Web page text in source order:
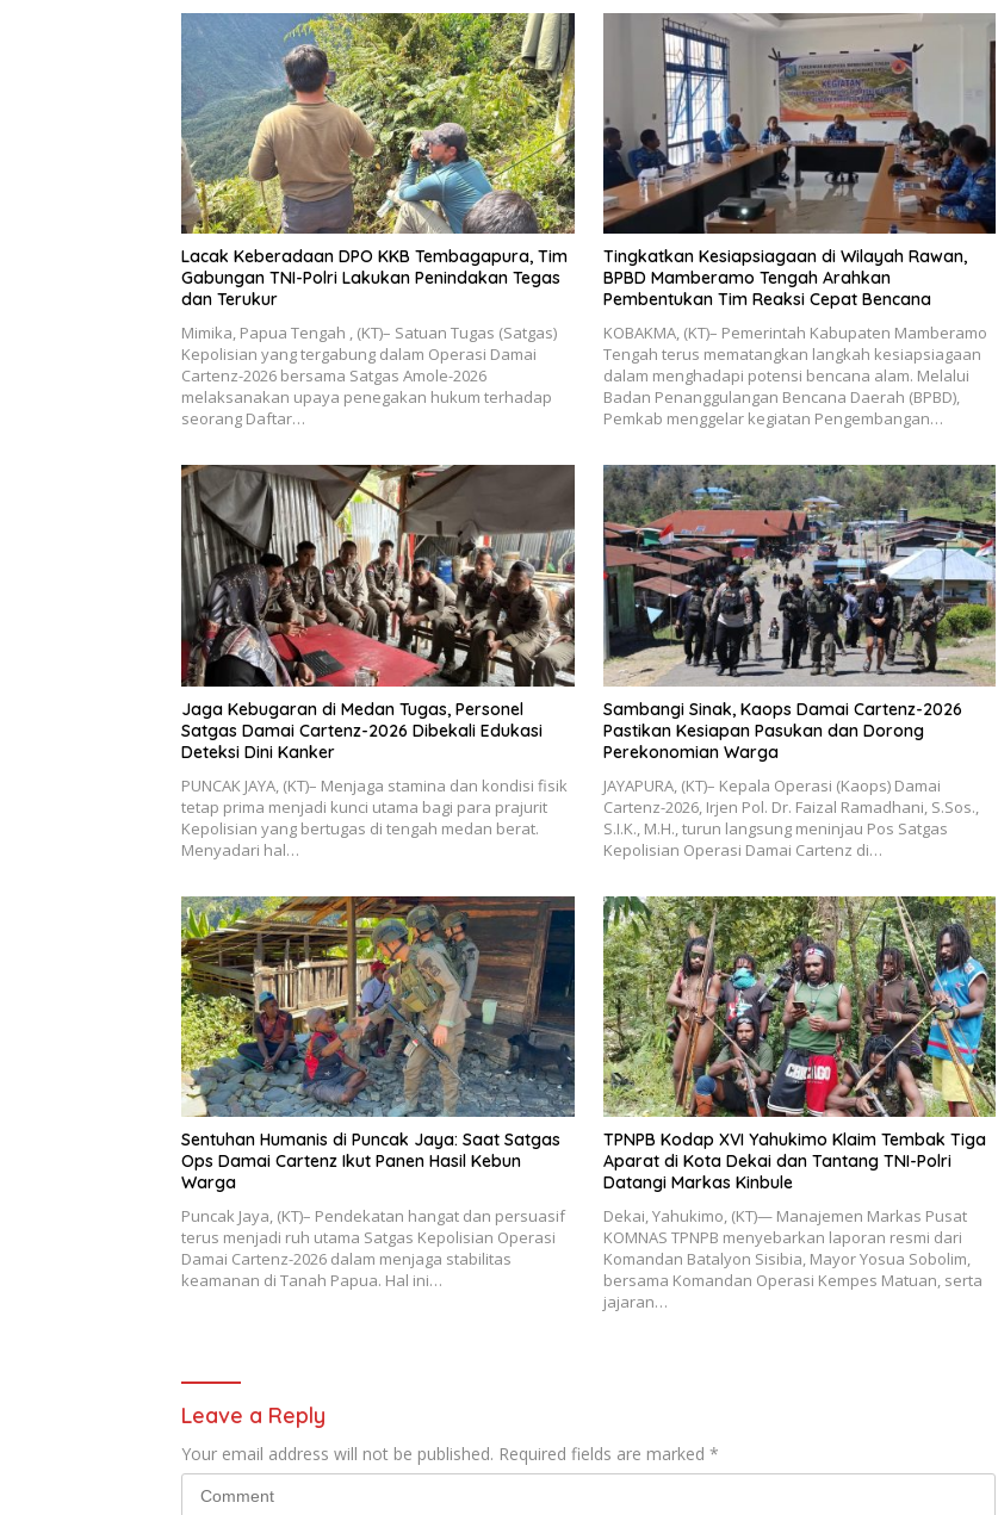
Lacak Keberadaan DPO KKB Tembagapura, Tim
Gabungan TNI-Polri Lakukan Penindakan Tegas
dan Terukur
Mimika, Papua Tengah , (KT)– Satuan Tugas (Satgas)
Kepolisian yang tergabung dalam Operasi Damai
Cartenz-2026 bersama Satgas Amole-2026
melaksanakan upaya penegakan hukum terhadap
seorang Daftar…
Tingkatkan Kesiapsiagaan di Wilayah Rawan,
BPBD Mamberamo Tengah Arahkan
Pembentukan Tim Reaksi Cepat Bencana
KOBAKMA, (KT)– Pemerintah Kabupaten Mamberamo
Tengah terus mematangkan langkah kesiapsiagaan
dalam menghadapi potensi bencana alam. Melalui
Badan Penanggulangan Bencana Daerah (BPBD),
Pemkab menggelar kegiatan Pengembangan…
Jaga Kebugaran di Medan Tugas, Personel
Satgas Damai Cartenz-2026 Dibekali Edukasi
Deteksi Dini Kanker
PUNCAK JAYA, (KT)– Menjaga stamina dan kondisi fisik
tetap prima menjadi kunci utama bagi para prajurit
Kepolisian yang bertugas di tengah medan berat.
Menyadari hal…
Sambangi Sinak, Kaops Damai Cartenz-2026
Pastikan Kesiapan Pasukan dan Dorong
Perekonomian Warga
JAYAPURA, (KT)– Kepala Operasi (Kaops) Damai
Cartenz-2026, Irjen Pol. Dr. Faizal Ramadhani, S.Sos.,
S.I.K., M.H., turun langsung meninjau Pos Satgas
Kepolisian Operasi Damai Cartenz di…
Sentuhan Humanis di Puncak Jaya: Saat Satgas
Ops Damai Cartenz Ikut Panen Hasil Kebun
Warga
Puncak Jaya, (KT)– Pendekatan hangat dan persuasif
terus menjadi ruh utama Satgas Kepolisian Operasi
Damai Cartenz-2026 dalam menjaga stabilitas
keamanan di Tanah Papua. Hal ini…
TPNPB Kodap XVI Yahukimo Klaim Tembak Tiga
Aparat di Kota Dekai dan Tantang TNI-Polri
Datangi Markas Kinbule
Dekai, Yahukimo, (KT)— Manajemen Markas Pusat
KOMNAS TPNPB menyebarkan laporan resmi dari
Komandan Batalyon Sisibia, Mayor Yosua Sobolim,
bersama Komandan Operasi Kempes Matuan, serta
jajaran…
Leave a Reply
Your email address will not be published. Required fields are marked *